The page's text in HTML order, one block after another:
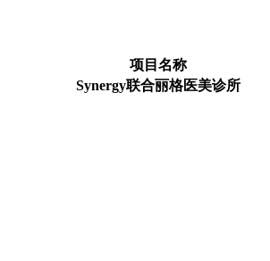
项目名称
Synergy联合丽格医美诊所